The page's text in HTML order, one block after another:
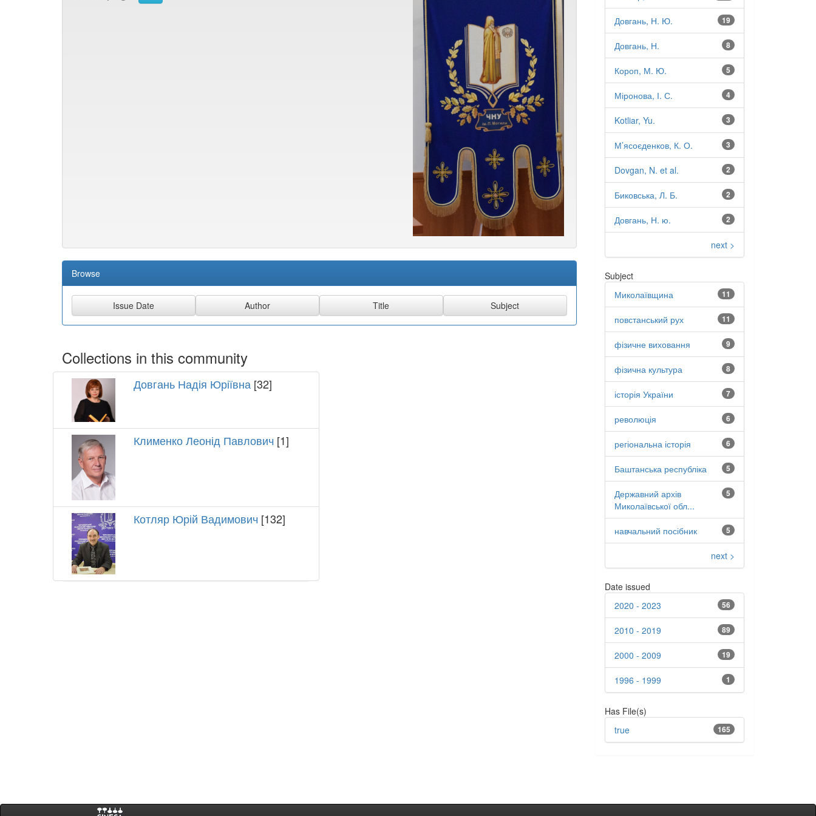
Browse
Collections in this community
Довгань Надія Юріївна [32]
Клименко Леонід Павлович[1]
Котляр Юрій Вадимович[132]
19
Довгань, Н. Ю.
8
Довгань, Н.
5
Короп, М. Ю.
4
Міронова, І. С.
3
Kotliar, Yu.
3
М’ясоєденков, К. О.
2
Dovgan, N. et al.
2
Биковська, Л. Б.
2
Довгань, Н. ю.
next >
Subject
11
Миколаївщина
11
повстанський рух
9
фізичне виховання
8
фізична культура
7
історія України
6
революція
6
регіональна історія
5
Баштанська республіка
5
Державний архів
Миколаївської обл...
5
навчальний посібник
next >
Date issued
56
2020 - 2023
89
2010 - 2019
19
2000 - 2009
1
1996 - 1999
Has File(s)
165
true